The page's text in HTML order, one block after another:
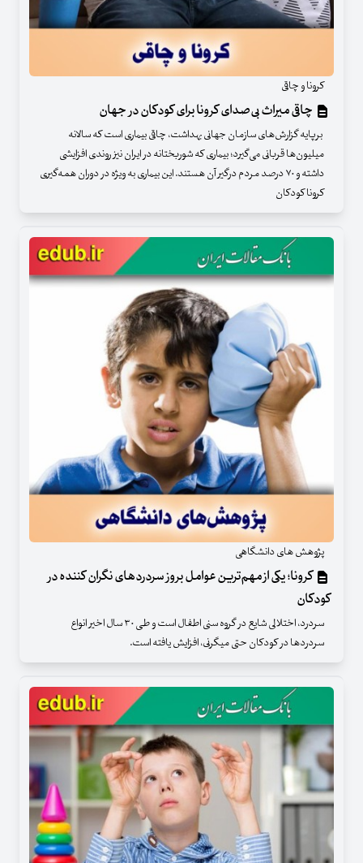
کرونا و چاقی
چاقی میراث بی‌صدای کرونا برای کودکان در جهان
برپایه گزارش‌های سازمان جهانی بهداشت، چاقی بیماری است که سالانه
میلیون‌ها قربانی می‌گیرد؛ بیماری که شوربختانه در ایران نیز روندی افزایشی
داشته و ۷۰ درصد مردم درگیر آن هستند. این بیماری به ویژه در دوران همه‌گیری
کرونا کودکان
پژوهش های دانشگاهی
کرونا؛ یکی از مهم‌ترین عوامل بروز سردردهای نگران کننده در
کودکان
سردرد، اختلالی شایع در گروه سنی اطفال است و طی ۳۰ سال اخیر انواع
سردردها در کودکان حتی میگرنی، افزایش یافته است.